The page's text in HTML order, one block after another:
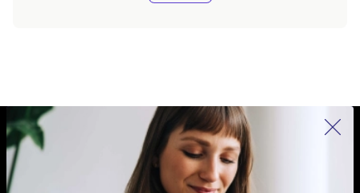
REFURBED SUOMI - RETHINK NEW.
SEURAA MEITÄ